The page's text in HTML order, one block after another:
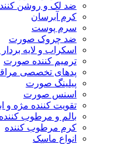
ضد لک و روشن
کرم آبرسان
سرم پوست
ضد چروک صورت
اسکراب و لایه
ترمیم کننده صورت
پدهای تخصصی
پیلینگ صورت
اسنس صورت
تقویت کننده مژه و
بالم و مرطوب
کرم مرطوب کننده
انواع ماسک